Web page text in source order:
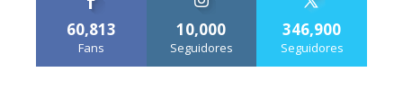
60,813
Fans
10,000
Seguidores
346,900
Seguidores